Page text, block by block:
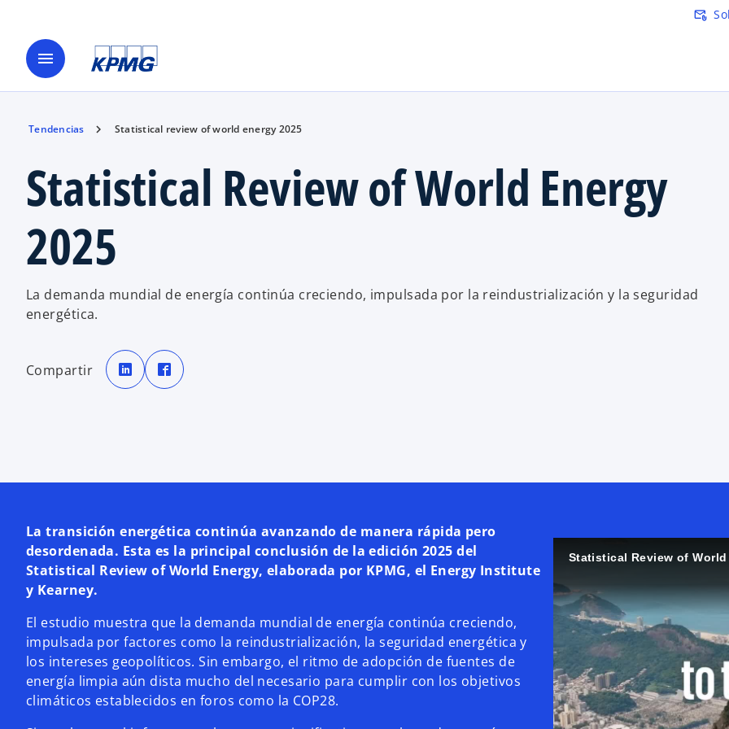
Saltar al contenido principal
attach_email
menu
Tendencias Statistical review of world energy 2025
Statistical Review of World Energy
2025
La demanda mundial de energía continúa creciendo, impulsada por la reindustrialización y la seguridad
energética.
Compartir e
a
b
s
n
u
e
v
a
e
a
s
n
u
e
v
a
La transición energética continúa avanzando de manera rápida pero
desordenada. Esta es la principal conclusión de la edición 2025 del
Statistical Review of World Energy, elaborada por KPMG, el Energy Institute
y Kearney.
El estudio muestra que la demanda mundial de energía continúa creciendo,
impulsada por factores como la reindustrialización, la seguridad energética y
los intereses geopolíticos. Sin embargo, el ritmo de adopción de fuentes de
energía limpia aún dista mucho del necesario para cumplir con los objetivos
climáticos establecidos en foros como la COP28.
Statistical Review of World